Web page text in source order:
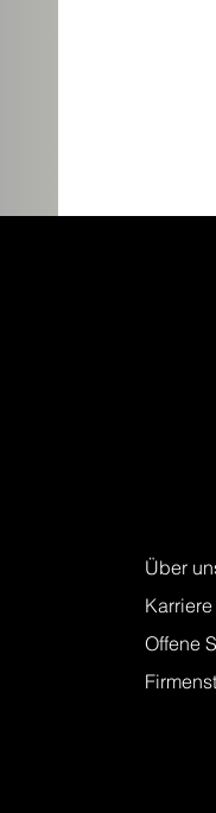
Über
Karriere
Offene